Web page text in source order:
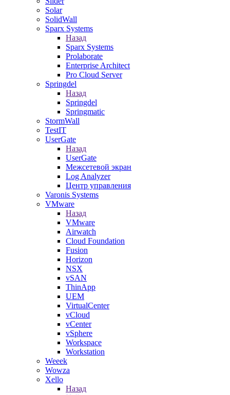
Solar
SolidWall
Sparx Systems
Назад
Sparx Systems
Prolaborate
Enterprise Architect
Pro Cloud Server
Springdel
Назад
Springdel
Springmatic
StormWall
TestIT
UserGate
Назад
UserGate
Межсетевой экран
Log Analyzer
Центр управления
Varonis Systems
VMware
Назад
VMware
Airwatch
Cloud Foundation
Fusion
Horizon
NSX
vSAN
ThinApp
UEM
VirtualCenter
vCloud
vCenter
vSphere
Workspace
Workstation
Weeek
Wowza
Xello
Назад